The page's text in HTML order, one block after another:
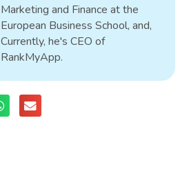
Marketing and Finance at the
European Business School, and,
Currently, he's CEO of
RankMyApp.